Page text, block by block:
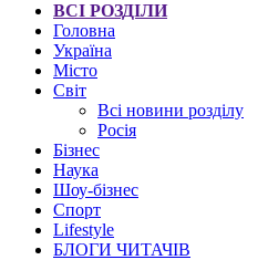
ВСІ РОЗДІЛИ
Головна
Україна
Місто
Світ
Всі новини розділу
Росія
Бізнес
Наука
Шоу-бізнес
Спорт
Lifestyle
БЛОГИ ЧИТАЧІВ